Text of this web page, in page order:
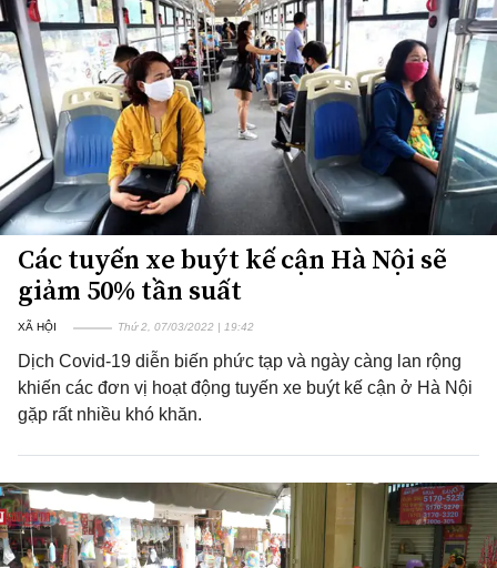
Các tuyến xe buýt kế cận Hà Nội sẽ
giảm 50% tần suất
XÃ HỘI Thứ 2, 07/03/2022 | 19:42
Dịch Covid-19 diễn biến phức tạp và ngày càng lan rộng
khiến các đơn vị hoạt động tuyến xe buýt kế cận ở Hà Nội
gặp rất nhiều khó khăn.